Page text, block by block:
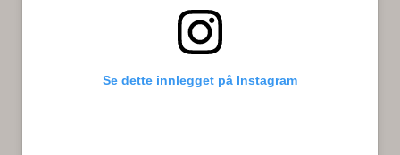
Se dette innlegget på Instagram